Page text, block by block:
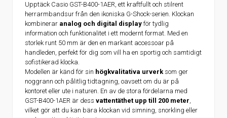
Upptäck Casio GST-B400-1AER, ett kraftfullt och stilrent
herrarmbandsur från den ikoniska G-Shock-serien. Klockan
kombinerar analog och digital display för tydlig
information och funktionalitet i ett modernt format. Med en
storlek runt 50 mm är den en markant accessoar på
handleden, perfekt för dig som vill ha en sportig och samtidigt
sofistikerad klocka.
Modellen är känd för sin högkvalitativa urverk som ger
noggrann och pålitlig tidtagning, oavsett om du är på
kontoret eller ute i naturen. En av de stora fördelarna med
GST-B400-1AER är dess vattentäthet upp till 200 meter
vilket gör att du kan bära klockan vid simning, snorkling eller